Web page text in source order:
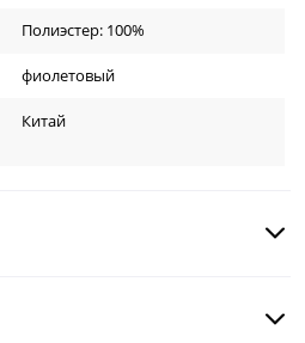
Полиэстер: 100%
фиолетовый
Китай